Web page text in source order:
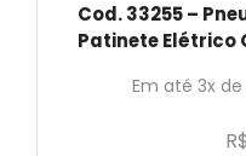
Cod. 33255 –
Patinete Elétrico
Em até 3x de
R$